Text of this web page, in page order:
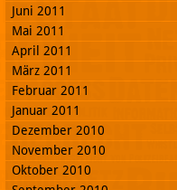
Juni 2011
Mai 2011
April 2011
März 2011
Februar 2011
Januar 2011
Dezember 2010
November 2010
Oktober 2010